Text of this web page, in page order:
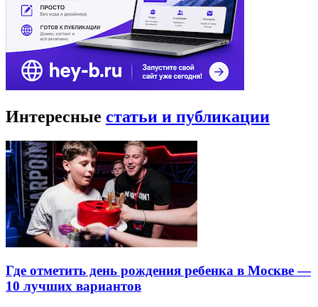
Интересные статьи и публикации
Где отметить день рождения ребенка в Москве —
10 лучших вариантов